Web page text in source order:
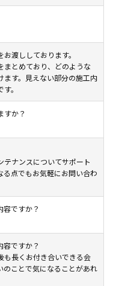
渡ししております。
まとめており、どのような
ます。見えない部分の施工内
。
すか？
ナンスについてサポート
る点でもお気軽にお問い合わ
容ですか？
容ですか？
も長くお付き合いできる会
のことで気になることがあれ